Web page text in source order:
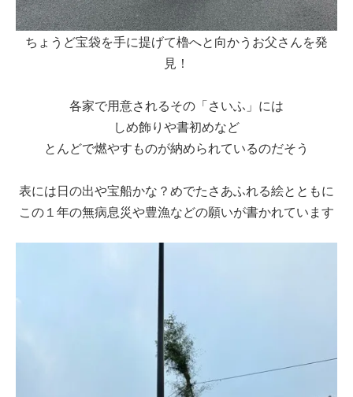
ちょうど宝袋を手に提げて櫓へと向かうお父さんを発
見！
各家で用意されるその「さいふ」には
しめ飾りや書初めなど
とんどで燃やすものが納められているのだそう
表には日の出や宝船かな？めでたさあふれる絵とともに
この１年の無病息災や豊漁などの願いが書かれています